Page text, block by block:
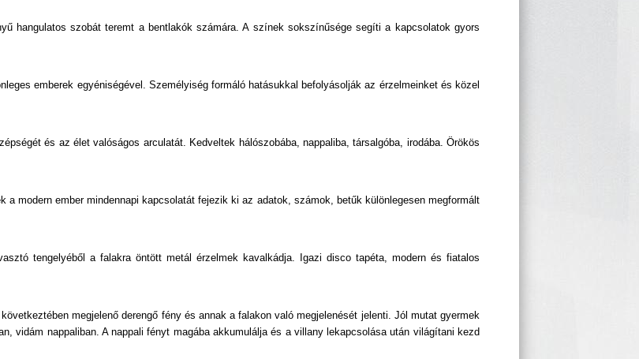
Rajzolt
Tájkép
Velúr Felületű
hangulatos szobát teremt a bentlakók számára. A színek sokszínűsége segíti a kapcsolatok gyors
emberek egyéniségével. Személyiség formáló hatásukkal befolyásolják az érzelmeinket és közel
és az élet valóságos arculatát. Kedveltek hálószobába, nappaliba, társalgóba, irodába. Örökös
a modern ember mindennapi kapcsolatát fejezik ki az adatok, számok, betűk különlegesen megformált
tengelyéből a falakra öntött metál érzelmek kavalkádja. Igazi disco tapéta, modern és fiatalos
megjelenő derengő fény és annak a falakon való megjelenését jelenti. Jól mutat gyermek
vidám nappaliban. A nappali fényt magába akkumulálja és a villany lekapcsolása után világítani kezd